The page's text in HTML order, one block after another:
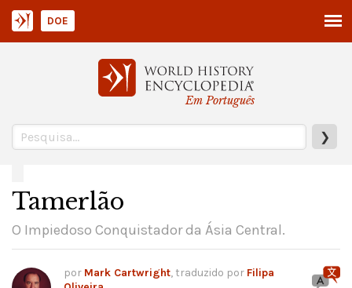
Em Português
❯
DOE
Tamerlão
O Impiedoso Conquistador da Ásia Central.
por Mark Cartwright, traduzido por Filipa